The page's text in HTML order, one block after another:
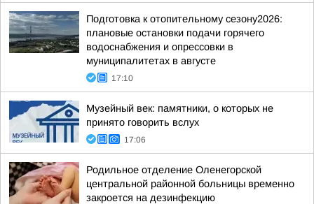
Подготовка к отопительному сезону2026:
плановые остановки подачи горячего
водоснабжения и опрессовки в
муниципалитетах в августе
17:10
Музейный век: памятники, о которых не
принято говорить вслух
17:06
Родильное отделение Оленегорской
центральной районной больницы временно
закроется на дезинфекцию